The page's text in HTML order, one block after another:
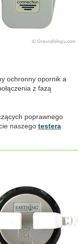
ochronny opornik a
z fazą
poprawnego
naszego testera